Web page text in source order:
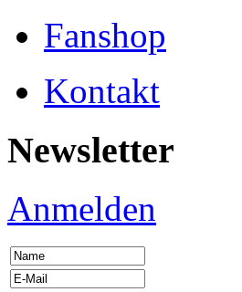
Fanshop
Kontakt
Newsletter
Anmelden